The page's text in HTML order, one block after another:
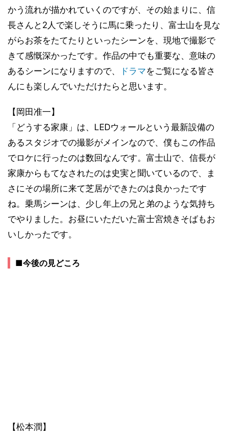
かう流れが描かれていくのですが、その始まりに、信
長さんと2人で楽しそうに馬に乗ったり、富士山を見な
がらお茶をたてたりといったシーンを、現地で撮影で
きて感慨深かったです。作品の中でも重要な、意味の
あるシーンになりますので、
ドラマをご覧になる皆さ
んにも楽しんでいただけたらと思います。
【岡田准一】
「どうする家康」は、LEDウォールという最新設備の
あるスタジオでの撮影がメインなので、僕もこの作品
でロケに行ったのは数回なんです。富士山で、信長が
家康からもてなされたのは史実と聞いているので、ま
さにその場所に来て芝居ができたのは良かったです
ね。乗馬シーンは、少し年上の兄と弟のような気持ち
でやりました。お昼にいただいた富士宮焼きそばもお
いしかったです。
■今後の見どころ
【松本潤】